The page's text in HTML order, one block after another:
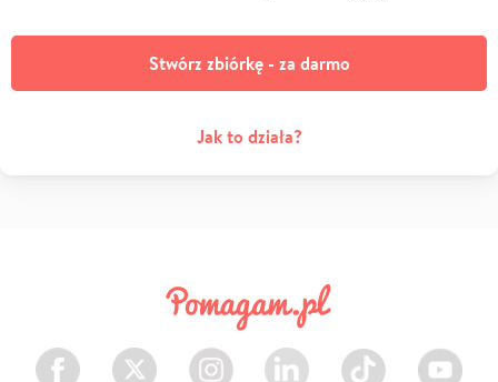
Stwórz zbiórkę - za darmo
Jak to działa?
Facebook Twitter Instagram LinkedIn TikTok Youtube